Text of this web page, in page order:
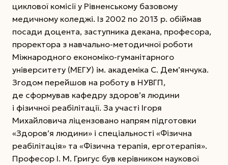
циклової комісії у Рівненському базовому
медичному коледжі. Із 2002 по 2013 р. обіймав
посади доцента, заступника декана, професора,
проректора з навчально-методичної роботи
Міжнародного економіко-гуманітарного
університету (МЕГУ) ім. академіка С. Дем’янчука.
Згодом перейшов на роботу в НУВГП,
де сформував кафедру здоров’я людини
і фізичної реабілітації. За участі Ігоря
Михайловича ліцензовано напрям підготовки
«Здоров’я людини» і спеціальності «Фізична
реабілітація» та «Фізична терапія, ерготерапія».
Професор І. М. Григус був керівником наукової